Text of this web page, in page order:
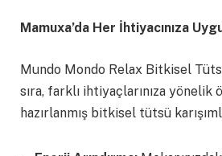
Mamuxa’da Her İhtiyacınıza
Mundo Mondo Relax Bitkisel Tütsü
sıra, farklı ihtiyaçlarınıza yönelik
hazırlanmış bitkisel tütsü